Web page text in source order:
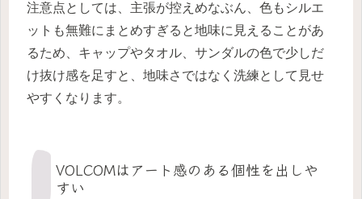
注意点としては、主張が控えめなぶん、色もシルエ
ットも無難にまとめすぎると地味に見えることがあ
るため、キャップやタオル、サンダルの色で少しだ
け抜け感を足すと、地味さではなく洗練として見せ
やすくなります。
VOLCOMはアート感のある個性を出しや
すい